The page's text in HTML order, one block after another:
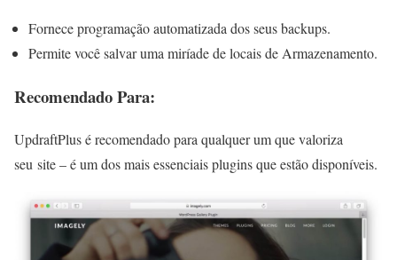
Fornece programação automatizada dos seus backups.
Permite você salvar uma miríade de locais de Armazenamento.
Recomendado Para:
UpdraftPlus é recomendado para qualquer um que valoriza
seu site – é um dos mais essenciais plugins que estão disponíveis.